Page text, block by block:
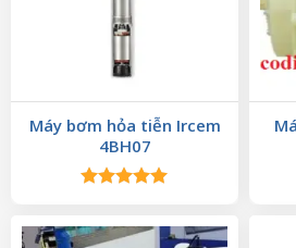
Máy bơm hỏa tiễn Ircem
4BH07
5 sao